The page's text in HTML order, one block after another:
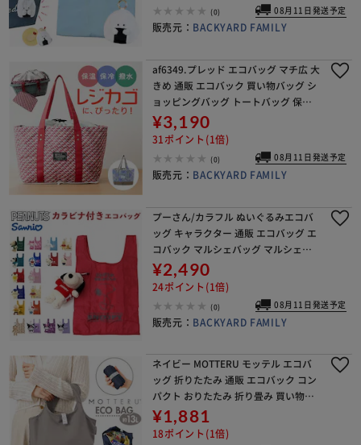
(0) 08月11日発送予定
販売元： BACKYARD FAMILY
af6349.プレッド エコバッグ マチ広 大
きめ 通販 エコバック 買い物バッグ シ
ョッピングバッグ トートバッグ 保冷
バッグ バック 折りたたみ 大容量 コン
パクト 軽量 丈夫 アットファースト
¥3,190
31ポイント(1倍)
(0) 08月11日発送予定
販売元： BACKYARD FAMILY
プーさん/カラフル ぬいぐるみエコバ
ッグ キャラクター 通販 エコバッグ エ
コバック マルシェバッグ マルシェバ
ック 手提げ トート 収納 トートバッグ
トートバック お買い物バッグ カラビ
¥2,490
24ポイント(1倍)
(0) 08月11日発送予定
販売元： BACKYARD FAMILY
ネイビー MOTTERU モッテル エコバ
ッグ 折りたたみ 通販 エコバック コン
パクト おりたたみ 折り畳み 買い物バ
ッグ 買い物バック 入れやすい 出しや
すい 使いやすい トート 手提げ クルリ
¥1,881
18ポイント(1倍)